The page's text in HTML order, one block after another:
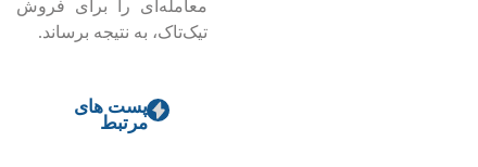
پست های
مرتبط
معامله‌ای را برای فروش
تیک‌تاک، به نتیجه برساند.